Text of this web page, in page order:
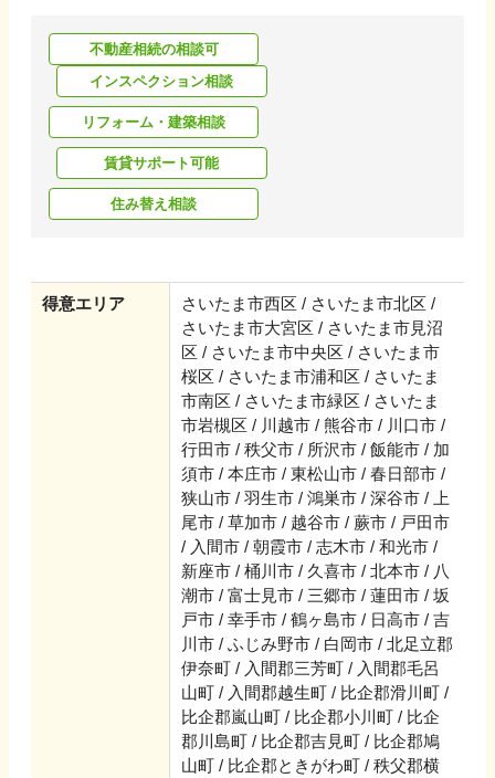
不動産相続の相談可
インスペクション相談
リフォーム・建築相談
賃貸サポート可能
住み替え相談
得意エリア
さいたま市西区 / さいたま市北区 /
さいたま市大宮区 / さいたま市見沼
区 / さいたま市中央区 / さいたま市
桜区 / さいたま市浦和区 / さいたま
市南区 / さいたま市緑区 / さいたま
市岩槻区 / 川越市 / 熊谷市 / 川口市 /
行田市 / 秩父市 / 所沢市 / 飯能市 / 加
須市 / 本庄市 / 東松山市 / 春日部市 /
狭山市 / 羽生市 / 鴻巣市 / 深谷市 / 上
尾市 / 草加市 / 越谷市 / 蕨市 / 戸田市
/ 入間市 / 朝霞市 / 志木市 / 和光市 /
新座市 / 桶川市 / 久喜市 / 北本市 / 八
潮市 / 富士見市 / 三郷市 / 蓮田市 / 坂
戸市 / 幸手市 / 鶴ヶ島市 / 日高市 / 吉
川市 / ふじみ野市 / 白岡市 / 北足立郡
伊奈町 / 入間郡三芳町 / 入間郡毛呂
山町 / 入間郡越生町 / 比企郡滑川町 /
比企郡嵐山町 / 比企郡小川町 / 比企
郡川島町 / 比企郡吉見町 / 比企郡鳩
山町 / 比企郡ときがわ町 / 秩父郡横